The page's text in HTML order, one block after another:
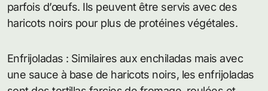
parfois d’œufs. Ils peuvent être servis avec des
haricots noirs pour plus de protéines végétales.
Enfrijoladas : Similaires aux enchiladas mais avec
une sauce à base de haricots noirs, les enfrijoladas